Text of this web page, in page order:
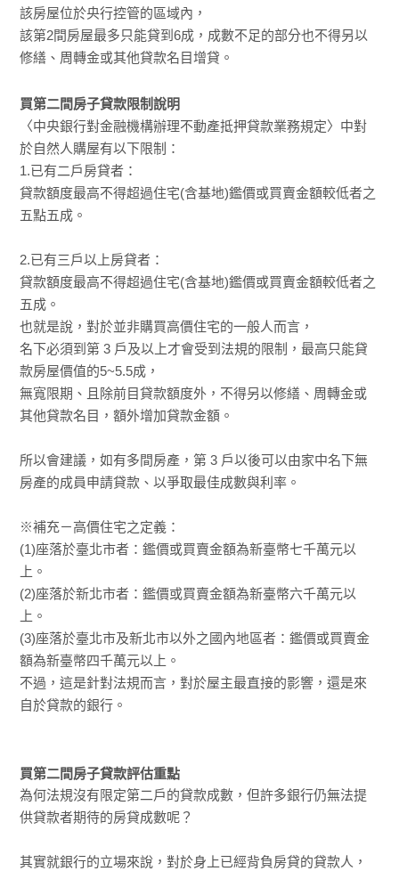
該房屋位於央行控管的區域內，
該第2間房屋最多只能貸到6成，成數不足的部分也不得另以
修繕、周轉金或其他貸款名目增貸。
買第二間房子貸款限制說明
〈中央銀行對金融機構辦理不動產抵押貸款業務規定〉中對
於自然人購屋有以下限制：
1.已有二戶房貸者：
貸款額度最高不得超過住宅(含基地)鑑價或買賣金額較低者之
五點五成。
2.已有三戶以上房貸者：
貸款額度最高不得超過住宅(含基地)鑑價或買賣金額較低者之
五成。
也就是說，對於並非購買高價住宅的一般人而言，
名下必須到第 3 戶及以上才會受到法規的限制，最高只能貸
款房屋價值的5~5.5成，
無寬限期、且除前目貸款額度外，不得另以修繕、周轉金或
其他貸款名目，額外增加貸款金額。
所以會建議，如有多間房產，第 3 戶以後可以由家中名下無
房產的成員申請貸款、以爭取最佳成數與利率。
※補充－高價住宅之定義：
(1)座落於臺北市者：鑑價或買賣金額為新臺幣七千萬元以
上。
(2)座落於新北市者：鑑價或買賣金額為新臺幣六千萬元以
上。
(3)座落於臺北市及新北市以外之國內地區者：鑑價或買賣金
額為新臺幣四千萬元以上。
不過，這是針對法規而言，對於屋主最直接的影響，還是來
自於貸款的銀行。
買第二間房子貸款評估重點
為何法規沒有限定第二戶的貸款成數，但許多銀行仍無法提
供貸款者期待的房貸成數呢？
其實就銀行的立場來說，對於身上已經背負房貸的貸款人，